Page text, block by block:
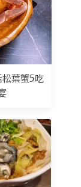
松葉蟹5吃